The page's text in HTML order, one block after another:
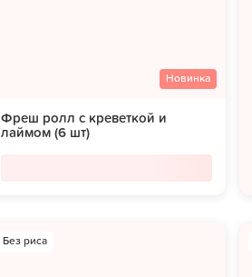
Новинка
Фреш ролл с креветкой и
лаймом (6 шт)
Без риса